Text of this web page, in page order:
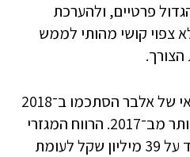
פרטיים, ולהערכת
צפוי קושי מהותי לממש
ההכנסות מפעילות האשראי של אלבר הסתכמו ב־2018
ב־53 מיליון שקל – 30% יותר מב־2017. הרווח המגזרי
של הפעילות לפני מס עמד על 39 מיליון שקל לעומת